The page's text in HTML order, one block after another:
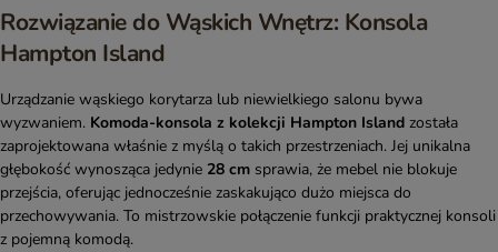
Rozwiązanie do Wąskich Wnętrz: Konsola
Hampton Island
Urządzanie wąskiego korytarza lub niewielkiego salonu bywa
wyzwaniem. Komoda-konsola z kolekcji Hampton Island została
zaprojektowana właśnie z myślą o takich przestrzeniach. Jej unikalna
głębokość wynosząca jedynie 28 cm sprawia, że mebel nie blokuje
przejścia, oferując jednocześnie zaskakująco dużo miejsca do
przechowywania. To mistrzowskie połączenie funkcji praktycznej konsoli
z pojemną komodą.